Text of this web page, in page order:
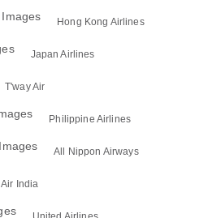
Hong Kong Airlines
Japan Airlines
T'way Air
Philippine Airlines
All Nippon Airways
Air India